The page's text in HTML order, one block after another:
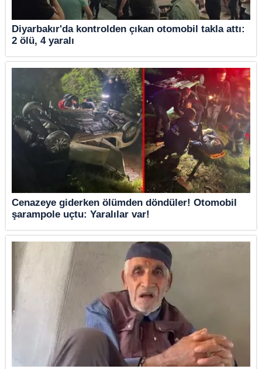
Diyarbakır'da kontrolden çıkan otomobil takla attı:
2 ölü, 4 yaralı
Cenazeye giderken ölümden döndüler! Otomobil
şarampole uçtu: Yaralılar var!